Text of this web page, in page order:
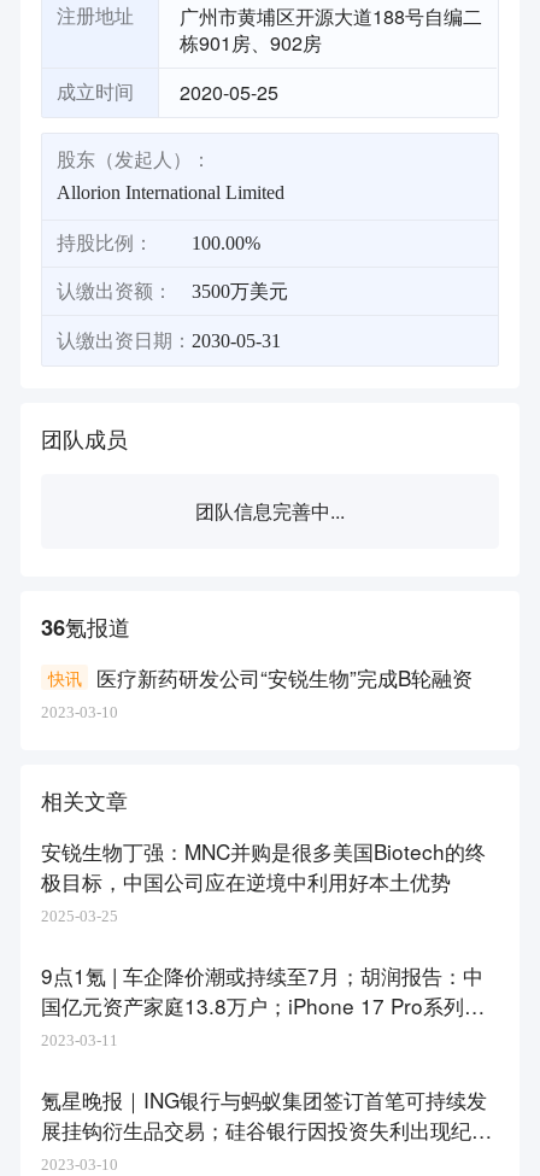
注册地址
广州市黄埔区开源大道188号自编二
栋901房、902房
成立时间 2020-05-25
股东（发起人）：
Allorion International Limited
持股比例： 100.00%
认缴出资额： 3500万美元
认缴出资日期： 2030-05-31
团队成员
团队信息完善中...
36氪报道
医疗新药研发公司“安锐生物”完成B轮融资
快讯
2023-03-10
相关文章
安锐生物丁强：MNC并购是很多美国Biotech的终
极目标，中国公司应在逆境中利用好本土优势
2025-03-25
9点1氪 | 车企降价潮或持续至7月；胡润报告：中
国亿元资产家庭13.8万户；iPhone 17 Pro系列才
会有屏下Face ID
2023-03-11
氪星晚报｜ING银行与蚂蚁集团签订首笔可持续发
展挂钩衍生品交易；硅谷银行因投资失利出现纪录
跌幅，引发美国银行业股大跌；微软高管透露将于
2023-03-10